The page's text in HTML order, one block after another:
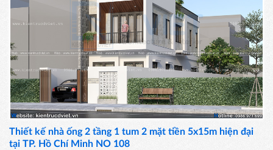
Thiết kế nhà ống 2 tầng 1 tum 2 mặt tiền 5x15m hiện đại
tại TP. Hồ Chí Minh NO 108